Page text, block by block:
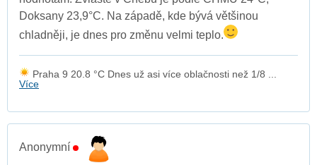
Doksany 23,9°C. Na západě, kde bývá většinou
chladněji, je dnes pro změnu velmi teplo.
Praha 9 20.8 °C Dnes už asi více oblačnosti než 1/8 ...
Více
Anonymní